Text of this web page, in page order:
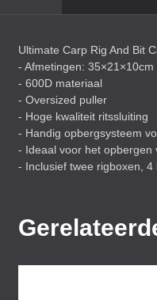
Ultimate Carp Rig And Bit
- Afmetingen: 35×21×10cm
- 600D materiaal
- Oversized puller
- Hoge kwaliteit ritssluiting
- Handig opbergsysteem
- Ideaal voor het opbergen
- Inclusief twee rigboxen, 4